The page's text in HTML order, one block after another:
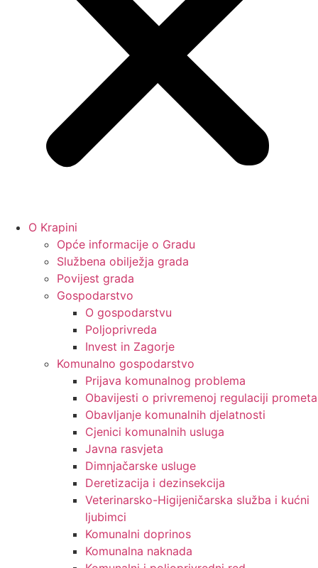
O Krapini
Opće informacije o Gradu
Službena obilježja grada
Povijest grada
Gospodarstvo
O gospodarstvu
Poljoprivreda
Invest in Zagorje
Komunalno gospodarstvo
Prijava komunalnog problema
Obavijesti o privremenoj regulaciji prometa
Obavljanje komunalnih djelatnosti
Cjenici komunalnih usluga
Javna rasvjeta
Dimnjačarske usluge
Deretizacija i dezinsekcija
Veterinarsko-Higijeničarska služba i kućni
ljubimci
Komunalni doprinos
Komunalna naknada